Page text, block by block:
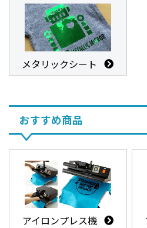
メタリックシート
おすすめ商品
アイロンプレス機